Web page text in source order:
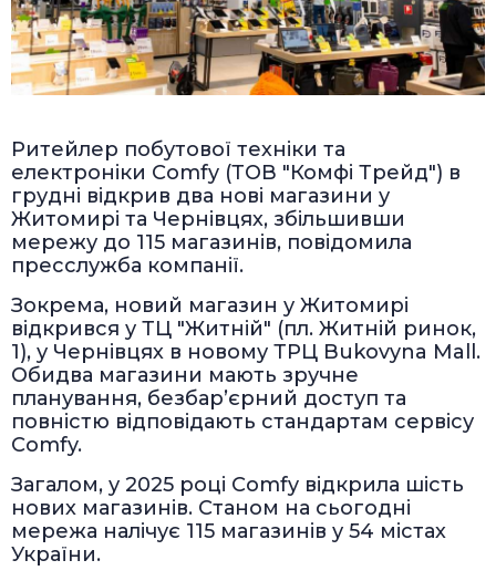
Ритейлер побутової техніки та
електроніки Comfy (ТОВ "Комфі Трейд") в
грудні відкрив два нові магазини у
Житомирі та Чернівцях, збільшивши
мережу до 115 магазинів, повідомила
пресслужба компанії.
Зокрема, новий магазин у Житомирі
відкрився у ТЦ "Житній" (пл. Житній ринок,
1), у Чернівцях в новому ТРЦ Bukovyna Mall.
Обидва магазини мають зручне
планування, безбар’єрний доступ та
повністю відповідають стандартам сервісу
Comfy.
Загалом, у 2025 році Comfy відкрила шість
нових магазинів. Станом на сьогодні
мережа налічує 115 магазинів у 54 містах
України.